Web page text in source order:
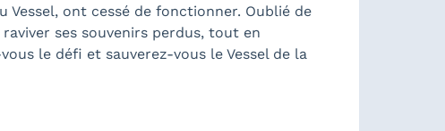
Vessel, ont cessé de fonctionner. Oublié de
ses souvenirs perdus, tout en
le défi et sauverez-vous le Vessel de la